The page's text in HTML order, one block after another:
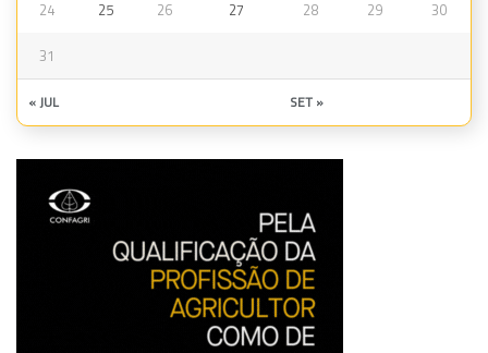
24 25 26 27 28 29 30
31
« JUL SET »